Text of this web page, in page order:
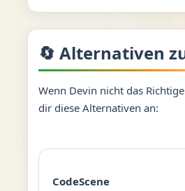
🔄 Alternativen
Wenn Devin nicht das
dir diese Alternativen an:
CodeScene